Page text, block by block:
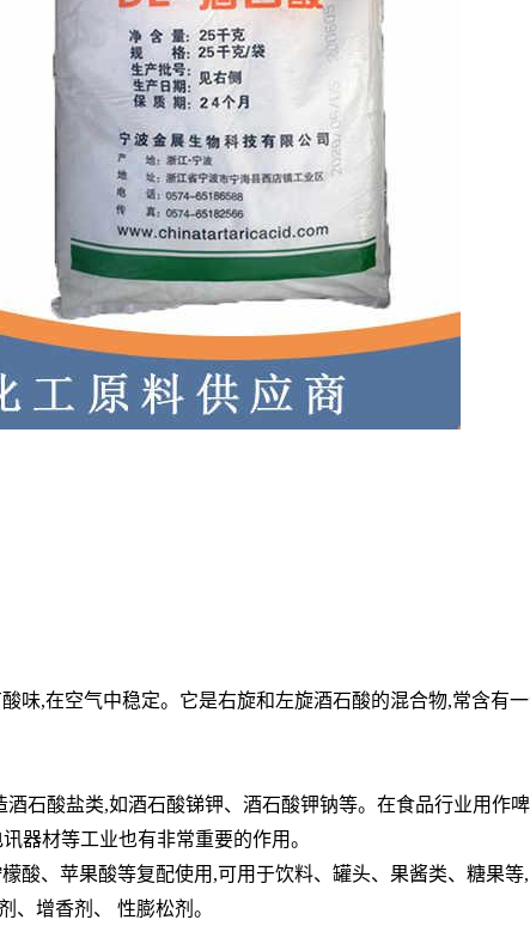
味,在空气中稳定。它是右旋和左旋酒石酸的混合物,常含有
石酸盐类,如酒石酸锑钾、酒石酸钾钠等。在食品行业用作
器材等工业也有非常重要的作用。
酸、苹果酸等复配使用,可用于饮料、罐头、果酱类、糖果等
、增香剂、 性膨松剂。